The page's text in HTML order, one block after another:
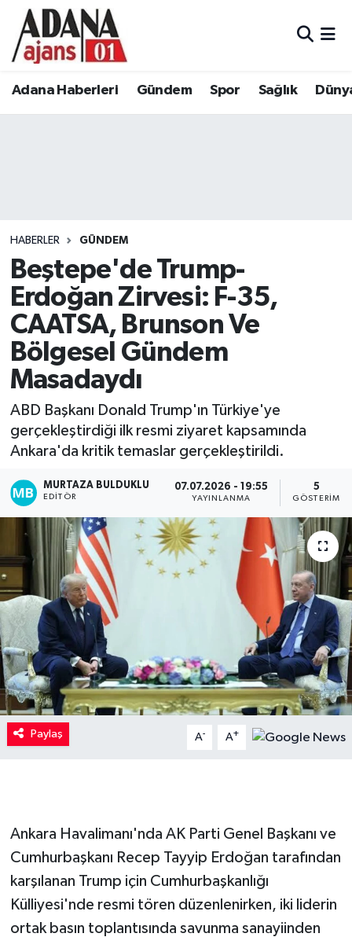
Adana Haberleri Gündem Spor Sağlık
HABERLER GÜNDEM
Beştepe'de Trump-
Erdoğan Zirvesi: F-35,
CAATSA, Brunson Ve
Bölgesel Gündem
Masadaydı
ABD Başkanı Donald Trump'ın Türkiye'ye
gerçekleştirdiği ilk resmi ziyaret kapsamında
Ankara'da kritik temaslar gerçekleştirildi.
MURTAZA BULDUKLU
EDITÖR
07.07.2026 - 19:55
YAYINLANMA
5
GÖSTERIM
Paylaş A- A+
Ankara Havalimanı'nda AK Parti Genel Başkanı ve
Cumhurbaşkanı Recep Tayyip Erdoğan tarafından
karşılanan Trump için Cumhurbaşkanlığı
Külliyesi'nde resmi tören düzenlenirken, iki liderin
ortak basın toplantısında savunma sanayiinden
Adana Haberleri
Eğitim
Siyaset
Ekonomi
Kadın
Magazin
Yaşam
Adana Nöbetçi Eczaneler
Tüm Manşetler
Son Dakika Haberleri
Haber Arşivi